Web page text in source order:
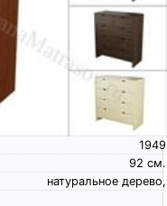
1949
см.
92
натуральное дерево,